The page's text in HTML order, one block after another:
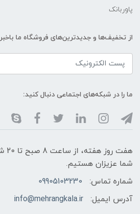
پاوربانک
از تخفیف‌ها و جدیدترین‌های فروشگاه ما
ما را در شبکه‌های اجتماعی دنبال کنید:
شما عزیزان هستیم.
شماره تماس:
09905103230
آدرس ایمیل:
info@mehrangkala.ir